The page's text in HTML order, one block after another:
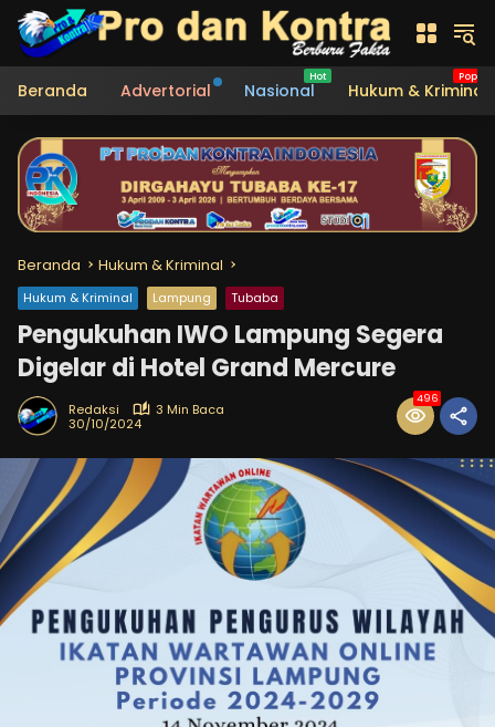
Langsung
konten
Beranda
Advertorial Nasional Hukum & Kriminal
Beranda Hukum & Kriminal
Hukum & Kriminal Lampung Tubaba
Pengukuhan IWO Lampung Segera
Digelar di Hotel Grand Mercure
Redaksi
3 Min Baca
30/10/2024
496